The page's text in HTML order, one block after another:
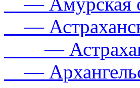
—
—
—